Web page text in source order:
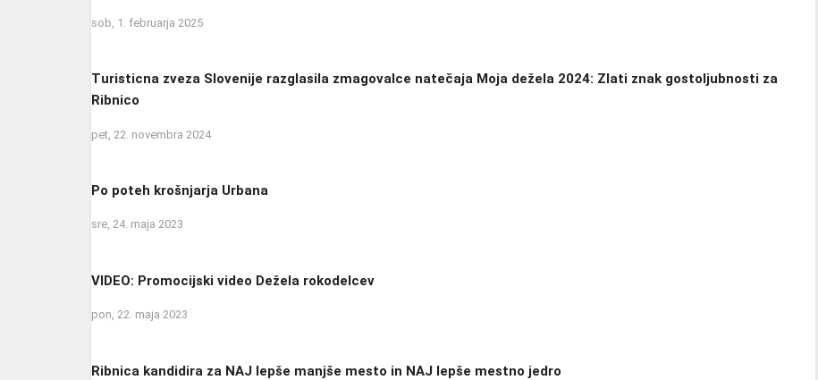
sob, 1. februarja 2025
Turisticna zveza Slovenije razglasila zmagovalce natečaja Moja dežela 2024: Zlati znak gostoljubnosti za
Ribnico
pet, 22. novembra 2024
Po poteh krošnjarja Urbana
sre, 24. maja 2023
VIDEO: Promocijski video Dežela rokodelcev
pon, 22. maja 2023
Ribnica kandidira za NAJ lepše manjše mesto in NAJ lepše mestno jedro